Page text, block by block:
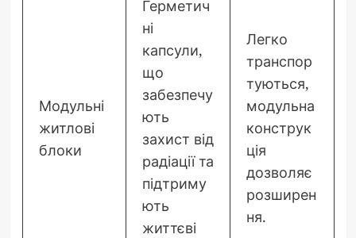
Модульні
житлові
блоки
Герметич
ні
капсули,
що
забезпечу
ють
захист від
радіації та
підтриму
ють
життєві
Легко
транспор
туються,
модульна
конструк
ція
дозволяє
розширен
ня.